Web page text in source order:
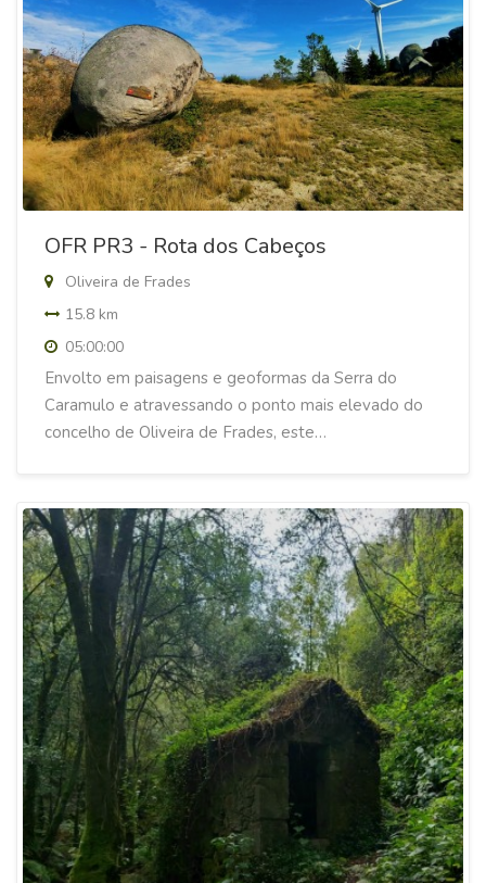
OFR PR3 - Rota dos Cabeços
Oliveira de Frades
15.8 km
05:00:00
Envolto em paisagens e geoformas da Serra do
Caramulo e atravessando o ponto mais elevado do
concelho de Oliveira de Frades, este…